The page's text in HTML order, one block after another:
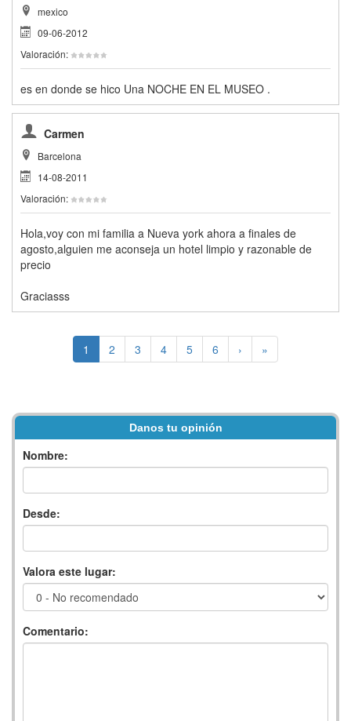
mexico
09-06-2012
Valoración:
es en donde se hico Una NOCHE EN EL MUSEO .
Carmen
Barcelona
14-08-2011
Valoración:
Hola,voy con mi familia a Nueva york ahora a finales de
agosto,alguien me aconseja un hotel limpio y razonable de
precio
Graciasss
1 2 3 4 5 6 › »
Danos tu opinión
Nombre:
Desde:
Valora este lugar:
Comentario: